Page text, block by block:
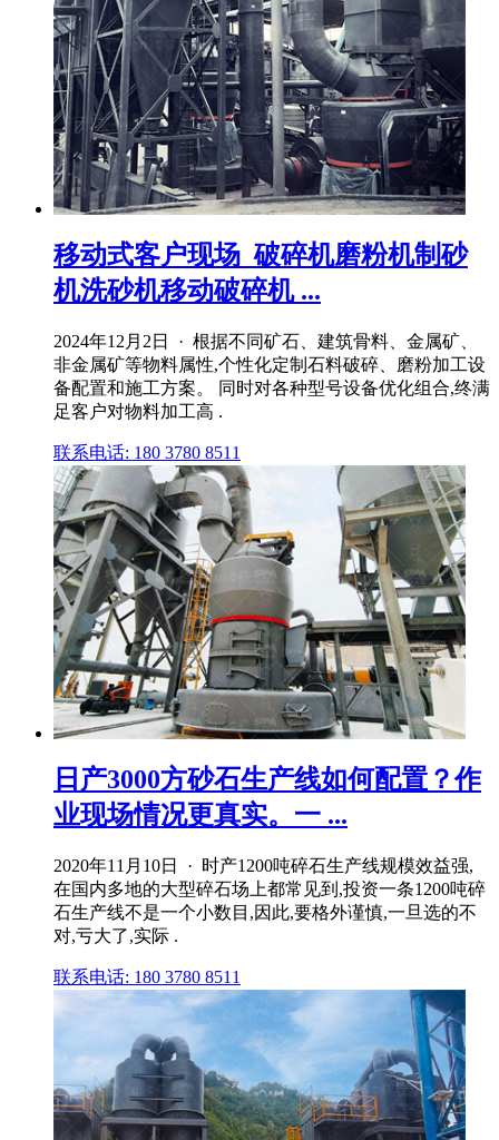
移动式客户现场_破碎机磨粉机制砂
机洗砂机移动破碎机 ...
2024年12月2日 · 根据不同矿石、建筑骨料、金属矿、
非金属矿等物料属性,个性化定制石料破碎、磨粉加工设
备配置和施工方案。 同时对各种型号设备优化组合,终满
足客户对物料加工高 .
联系电话: 180 3780 8511
日产3000方砂石生产线如何配置？作
业现场情况更真实。一 ...
2020年11月10日 · 时产1200吨碎石生产线规模效益强,
在国内多地的大型碎石场上都常见到,投资一条1200吨碎
石生产线不是一个小数目,因此,要格外谨慎,一旦选的不
对,亏大了,实际 .
联系电话: 180 3780 8511